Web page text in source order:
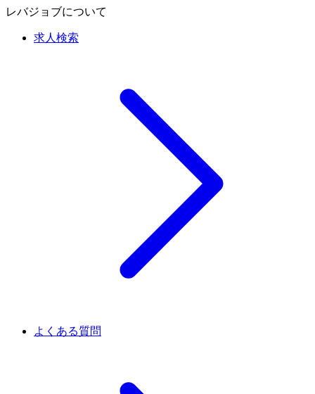
レバジョブについて
求人検索
よくある質問